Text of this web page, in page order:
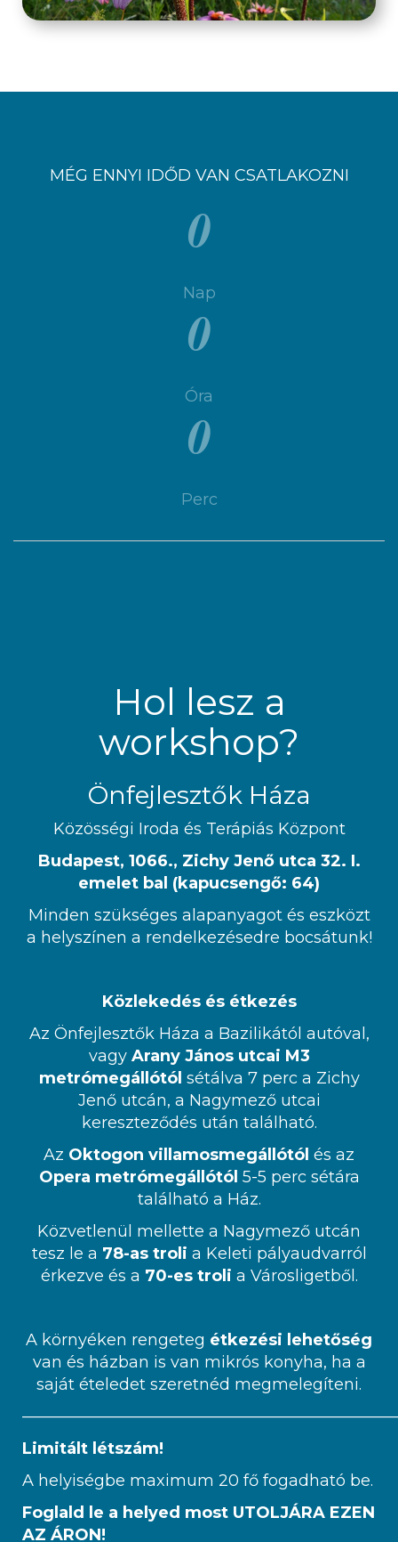
MÉG ENNYI IDŐD VAN CSATLAKOZNI
0
Nap
0
Óra
0
Perc
Hol lesz a
workshop?
Önfejlesztők Háza
Közösségi Iroda és Terápiás Központ
Budapest, 1066., Zichy Jenő utca 32. I.
emelet bal (kapucsengő: 64)
Minden szükséges alapanyagot és eszközt
a helyszínen a rendelkezésedre bocsátunk!
Közlekedés és étkezés
Az Önfejlesztők Háza a Bazilikától autóval,
vagy Arany János utcai M3
metrómegállótól sétálva 7 perc a Zichy
Jenő utcán, a Nagymező utcai
kereszteződés után található.
Az Oktogon villamosmegállótól és az
Opera metrómegállótól 5-5 perc sétára
található a Ház.
Közvetlenül mellette a Nagymező utcán
tesz le a 78-as troli a Keleti pályaudvarról
érkezve és a 70-es troli a Városligetből.
A környéken rengeteg étkezési lehetőség
van és házban is van mikrós konyha, ha a
saját ételedet szeretnéd megmelegíteni.
Limitált létszám!
A helyiségbe maximum 20 fő fogadható be.
Foglald le a helyed most UTOLJÁRA EZEN
AZ ÁRON!